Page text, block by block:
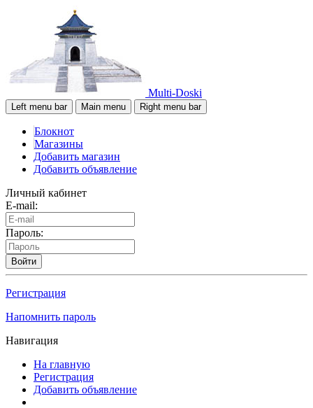
Multi-Doski
Left menu bar Main menu Right menu bar
Блокнот
Магазины
Добавить магазин
Добавить объявление
Личный кабинет
E-mail:
Пароль:
Войти
Регистрация
Напомнить пароль
Навигация
На главную
Регистрация
Добавить объявление